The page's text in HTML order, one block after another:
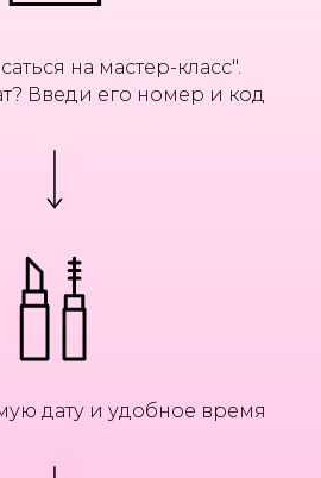
на мастер-класс".
Введи его номер и код
дату и удобное время